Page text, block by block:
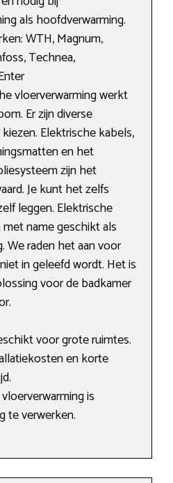
als hoofdverwarming.
WTH, Magnum,
Technea,
vloerverwarming werkt
Er zijn diverse
Elektrische kabels,
en het
zijn het
Je kunt het zelfs
leggen. Elektrische
name geschikt als
We raden het aan voor
in geleefd wordt. Het is
voor de badkamer
voor grote ruimtes.
en korte
is
te verwerken.